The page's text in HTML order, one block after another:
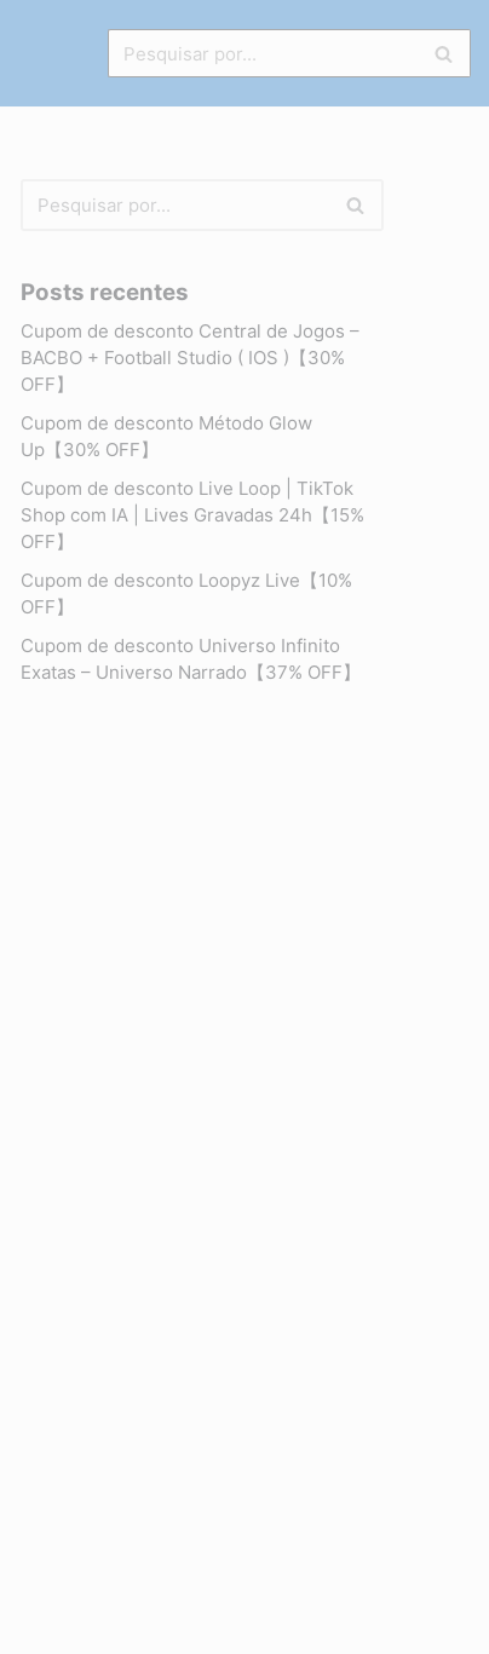
Posts recentes
Cupom de desconto Central de Jogos –
BACBO + Football Studio ( IOS )【30%
OFF】
Cupom de desconto Método Glow
Up【30% OFF】
Cupom de desconto Live Loop | TikTok
Shop com IA | Lives Gravadas 24h【15%
OFF】
Cupom de desconto Loopyz Live【10%
OFF】
Cupom de desconto Universo Infinito
Exatas – Universo Narrado【37% OFF】